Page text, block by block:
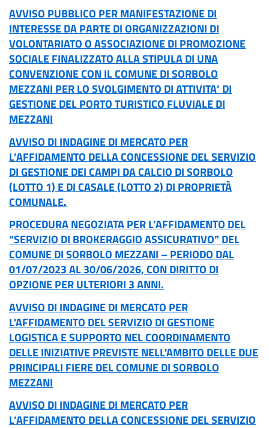
AVVISO PUBBLICO PER MANIFESTAZIONE DI
INTERESSE DA PARTE DI ORGANIZZAZIONI DI
VOLONTARIATO O ASSOCIAZIONE DI PROMOZIONE
SOCIALE FINALIZZATO ALLA STIPULA DI UNA
CONVENZIONE CON IL COMUNE DI SORBOLO
MEZZANI PER LO SVOLGIMENTO DI ATTIVITA’ DI
GESTIONE DEL PORTO TURISTICO FLUVIALE DI
MEZZANI
AVVISO DI INDAGINE DI MERCATO PER
L’AFFIDAMENTO DELLA CONCESSIONE DEL SERVIZIO
DI GESTIONE DEI CAMPI DA CALCIO DI SORBOLO
(LOTTO 1) E DI CASALE (LOTTO 2) DI PROPRIETÀ
COMUNALE.
PROCEDURA NEGOZIATA PER L’AFFIDAMENTO DEL
“SERVIZIO DI BROKERAGGIO ASSICURATIVO” DEL
COMUNE DI SORBOLO MEZZANI – PERIODO DAL
01/07/2023 AL 30/06/2026, CON DIRITTO DI
OPZIONE PER ULTERIORI 3 ANNI.
AVVISO DI INDAGINE DI MERCATO PER
L'AFFIDAMENTO DEL SERVIZIO DI GESTIONE
LOGISTICA E SUPPORTO NEL COORDINAMENTO
DELLE INIZIATIVE PREVISTE NELL'AMBITO DELLE DUE
PRINCIPALI FIERE DEL COMUNE DI SORBOLO
MEZZANI
AVVISO DI INDAGINE DI MERCATO PER
L’AFFIDAMENTO DELLA CONCESSIONE DEL SERVIZIO